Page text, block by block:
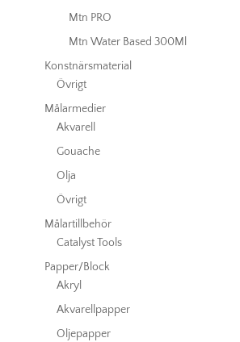
Mtn PRO
Mtn Water Based 300Ml
Konstnärsmaterial
Övrigt
Målarmedier
Akvarell
Gouache
Olja
Övrigt
Målartillbehör
Catalyst Tools
Papper/Block
Akryl
Akvarellpapper
Oljepapper